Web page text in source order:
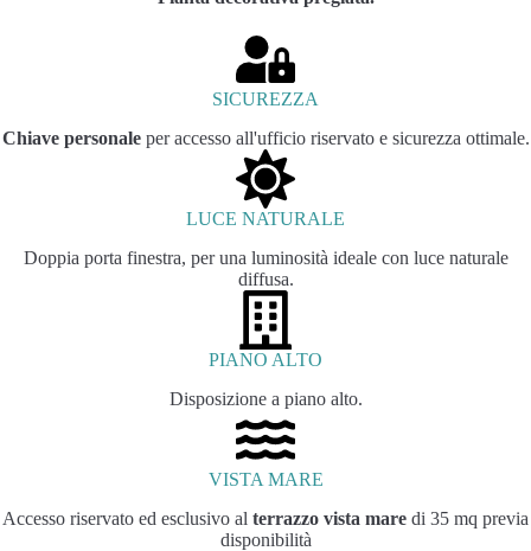
SICUREZZA
Chiave personaleper accesso all'ufficio riservato e sicurezza ottimale.
LUCE NATURALE
Doppia porta finestra, per una luminosità ideale con luce naturale
diffusa.
PIANO ALTO
Disposizione a piano alto.
VISTA MARE
Accesso riservato ed esclusivo al terrazzo vista mare di 35 mq previa
disponibilità